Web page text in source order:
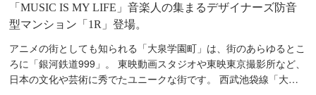
「MUSIC IS MY LIFE」音楽人の集まるデザイナーズ防音
型マンション「1R」登場。
アニメの街としても知られる「大泉学園町」は、街のあらゆるとこ
ろに「銀河鉄道999」。 東映動画スタジオや東映東京撮影所など、
日本の文化や芸術に秀でたユニークな街です。 西武池袋線「大泉